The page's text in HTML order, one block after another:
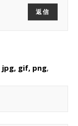
返信
jpg, gif, png,